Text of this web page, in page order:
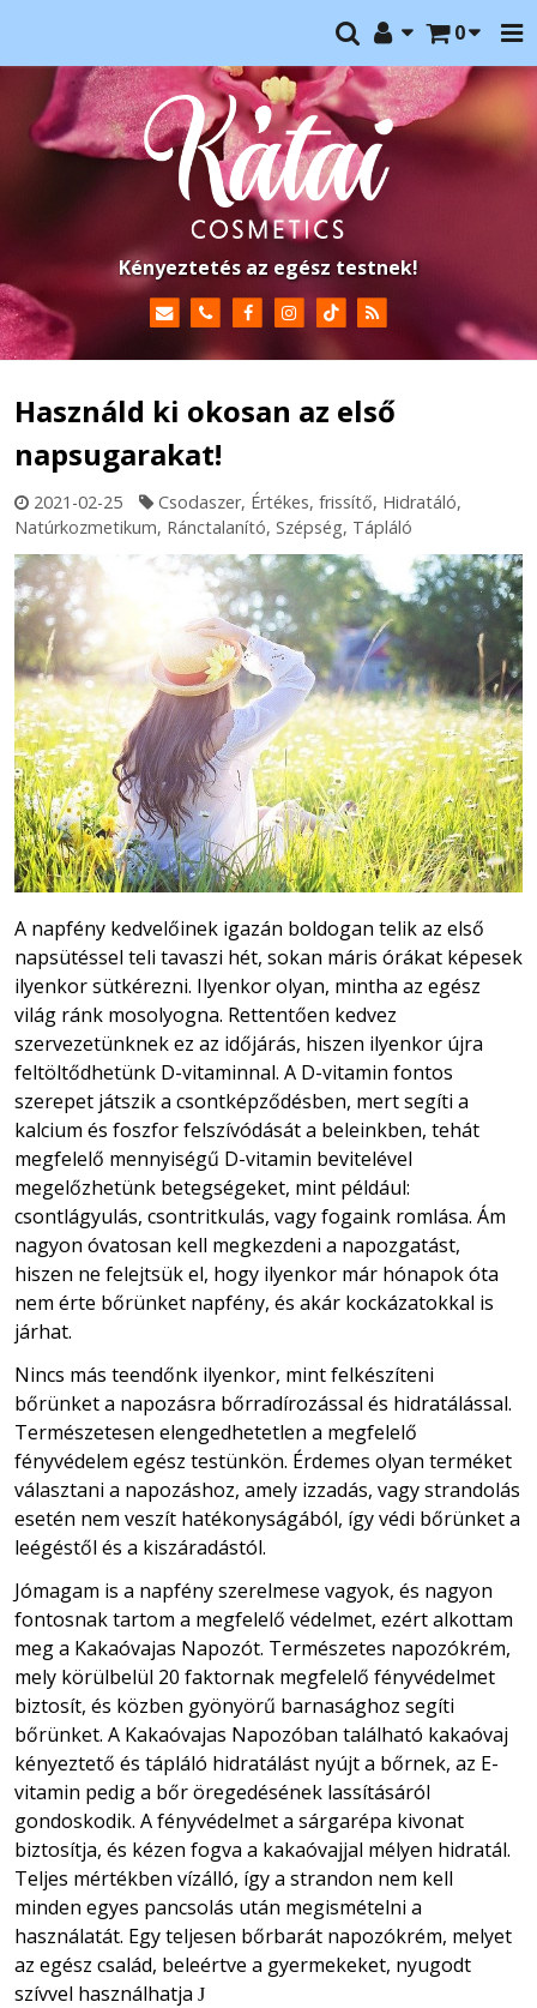
0
Kényeztetés az egész testnek!
Használd ki okosan az első
napsugarakat!
2021-02-25 Csodaszer, Értékes,frissítő, Hidratáló,
Natúrkozmetikum, Ránctalanító, Szépség, Tápláló
A napfény kedvelőinek igazán boldogan telik az első
napsütéssel teli tavaszi hét, sokan máris órákat képesek
ilyenkor sütkérezni. Ilyenkor olyan, mintha az egész
világ ránk mosolyogna. Rettentően kedvez
szervezetünknek ez az időjárás, hiszen ilyenkor újra
feltöltődhetünk D-vitaminnal. A D-vitamin fontos
szerepet játszik a csontképződésben, mert segíti a
kalcium és foszfor felszívódását a beleinkben, tehát
megfelelő mennyiségű D-vitamin bevitelével
megelőzhetünk betegségeket, mint például:
csontlágyulás, csontritkulás, vagy fogaink romlása. Ám
nagyon óvatosan kell megkezdeni a napozgatást,
hiszen ne felejtsük el, hogy ilyenkor már hónapok óta
nem érte bőrünket napfény, és akár kockázatokkal is
járhat.
Nincs más teendőnk ilyenkor, mint felkészíteni
bőrünket a napozásra bőrradírozással és hidratálással.
Természetesen elengedhetetlen a megfelelő
fényvédelem egész testünkön. Érdemes olyan terméket
választani a napozáshoz, amely izzadás, vagy strandolás
esetén nem veszít hatékonyságából, így védi bőrünket a
leégéstől és a kiszáradástól.
Jómagam is a napfény szerelmese vagyok, és nagyon
fontosnak tartom a megfelelő védelmet, ezért alkottam
meg a Kakaóvajas Napozót. Természetes napozókrém,
mely körülbelül 20 faktornak megfelelő fényvédelmet
biztosít, és közben gyönyörű barnasághoz segíti
bőrünket. A Kakaóvajas Napozóban található kakaóvaj
kényeztető és tápláló hidratálást nyújt a bőrnek, az E-
vitamin pedig a bőr öregedésének lassításáról
gondoskodik. A fényvédelmet a sárgarépa kivonat
biztosítja, és kézen fogva a kakaóvajjal mélyen hidratál.
Teljes mértékben vízálló, így a strandon nem kell
minden egyes pancsolás után megismételni a
használatát. Egy teljesen bőrbarát napozókrém, melyet
az egész család, beleértve a gyermekeket, nyugodt
szívvel használhatja J